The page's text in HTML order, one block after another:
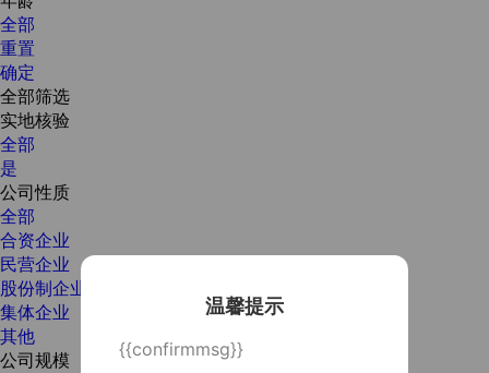
温馨提示
{{confirmmsg}}
全部
重置
确定
全部筛选
实地核验
全部
是
公司性质
全部
合资企业
民营企业
股份制企业
集体企业
其他
公司规模